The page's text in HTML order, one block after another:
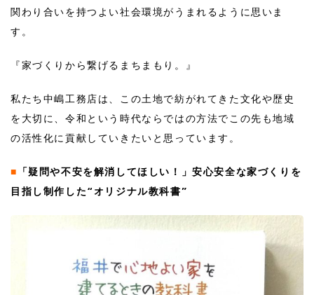
関わり合いを持つよい社会環境がうまれるように思いま
す。
『家づくりから繋げるまちまもり。』
私たち中嶋工務店は、この土地で紡がれてきた文化や歴史
を大切に、令和という時代ならではの方法でこの先も地域
の活性化に貢献していきたいと思っています。
■ 「疑問や不安を解消してほしい！」安心安全な家づくりを
目指し制作した“オリジナル教科書”